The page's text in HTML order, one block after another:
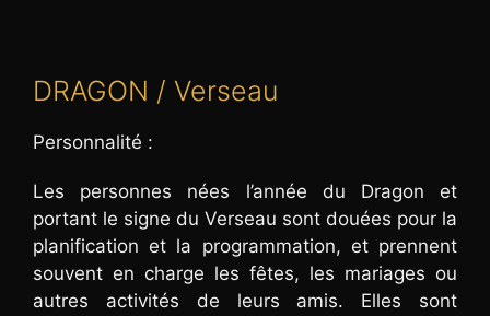
DRAGON / Verseau
Personnalité :
Les personnes nées l’année du Dragon et
portant le signe du Verseau sont douées pour la
planification et la programmation, et prennent
souvent en charge les fêtes, les mariages ou
autres activités de leurs amis. Elles sont